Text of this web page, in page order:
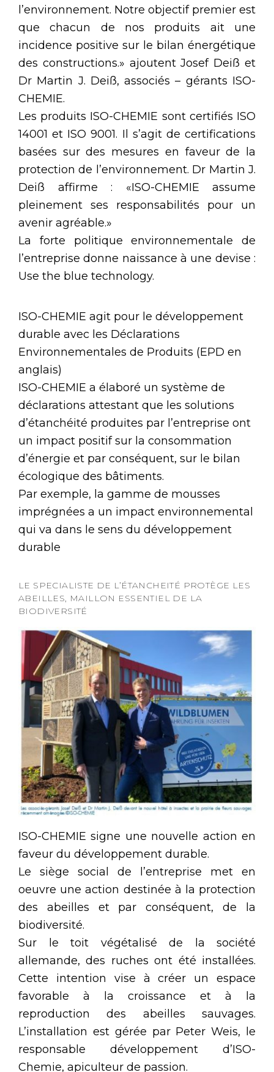
l’environnement. Notre objectif premier est
que chacun de nos produits ait une
incidence positive sur le bilan énergétique
des constructions.» ajoutent Josef Deiß et
Dr Martin J. Deiß, associés – gérants ISO-
CHEMIE.
Les produits ISO-CHEMIE sont certifiés ISO
14001 et ISO 9001. Il s’agit de certifications
basées sur des mesures en faveur de la
protection de l’environnement. Dr Martin J.
Deiß affirme : «ISO-CHEMIE assume
pleinement ses responsabilités pour un
avenir agréable.»
La forte politique environnementale de
l’entreprise donne naissance à une devise :
Use the blue technology.
ISO-CHEMIE agit pour le développement
durable avec les Déclarations
Environnementales de Produits (EPD en
anglais)
ISO-CHEMIE a élaboré un système de
déclarations attestant que les solutions
d’étanchéité produites par l’entreprise ont
un impact positif sur la consommation
d’énergie et par conséquent, sur le bilan
écologique des bâtiments.
Par exemple, la gamme de mousses
imprégnées a un impact environnemental
qui va dans le sens du développement
durable
LE SPECIALISTE DE L’ÉTANCHEITÉ PROTÈGE LES
ABEILLES, MAILLON ESSENTIEL DE LA
BIODIVERSITÉ
ISO-CHEMIE signe une nouvelle action en
faveur du développement durable.
Le siège social de l’entreprise met en
oeuvre une action destinée à la protection
des abeilles et par conséquent, de la
biodiversité.
Sur le toit végétalisé de la société
allemande, des ruches ont été installées.
Cette intention vise à créer un espace
favorable à la croissance et à la
reproduction des abeilles sauvages.
L’installation est gérée par Peter Weis, le
responsable développement d’ISO-
Chemie, apiculteur de passion.